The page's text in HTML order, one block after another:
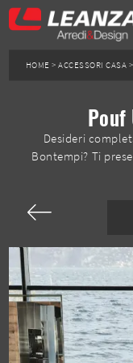
HOME >ACCESSORI CASA
Pouf
Desideri
Bontempi? Ti